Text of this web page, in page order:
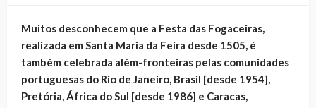
Muitos desconhecem que a Festa das Fogaceiras,
realizada em Santa Maria da Feira desde 1505, é
também celebrada além-fronteiras pelas comunidades
portuguesas do Rio de Janeiro, Brasil [desde 1954],
Pretória, África do Sul [desde 1986] e Caracas,